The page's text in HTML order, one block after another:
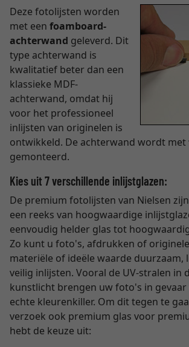
Deze fotolijsten worden
met een foamboard-
achterwand geleverd. Dit
type achterwand is
kwalitatief beter dan een
klassieke MDF-
achterwand, omdat hij
voor het professioneel
inlijsten van originelen is
ontwikkeld. De achterwand wordt met
gemonteerd.
Kies uit 7 verschillende inlijstglazen:
De premium fotolijsten van Nielsen
een reeks van hoogwaardige
eenvoudig helder glas tot
Zo kunt u foto's, afdrukken of
materiële of ideële waarde duurzaam,
veilig inlijsten. Vooral de UV-stralen in
kunstlicht brengen uw foto's in gevaar
echte kleurenkiller. Om dit tegen te
verzoek ook premium glas voor
hebt de keuze uit: